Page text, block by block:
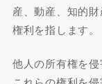
産、動産、知的
権利を指します。
他人の所有権を